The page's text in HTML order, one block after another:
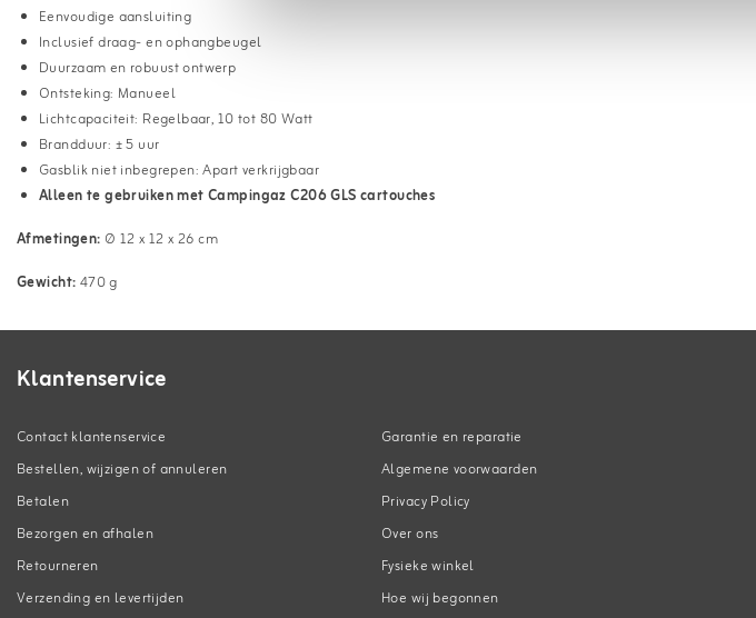
Eenvoudige aansluiting
Inclusief draag- en ophangbeugel
Duurzaam en robuust ontwerp
Ontsteking: Manueel
Lichtcapaciteit: Regelbaar, 10 tot 80 Watt
Brandduur: ± 5 uur
Gasblik niet inbegrepen: Apart verkrijgbaar
Alleen te gebruiken met Campingaz C206 GLS cartouches
Afmetingen: Ø 12 x 12 x 26 cm
Gewicht:470 g
Klantenservice
Contact klantenservice
Bestellen, wijzigen of annuleren
Betalen
Bezorgen en afhalen
Retourneren
Verzending en levertijden
Garantie en reparatie
Algemene voorwaarden
Privacy Policy
Over ons
Fysieke winkel
Hoe wij begonnen